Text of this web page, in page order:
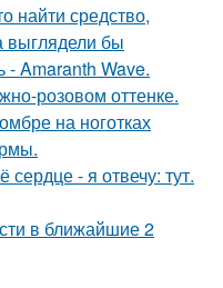
найти средство,
выглядели бы
- Amaranth Wave.
розовом оттенке.
на ноготках
- я отвечу: тут.
в ближайшие 2